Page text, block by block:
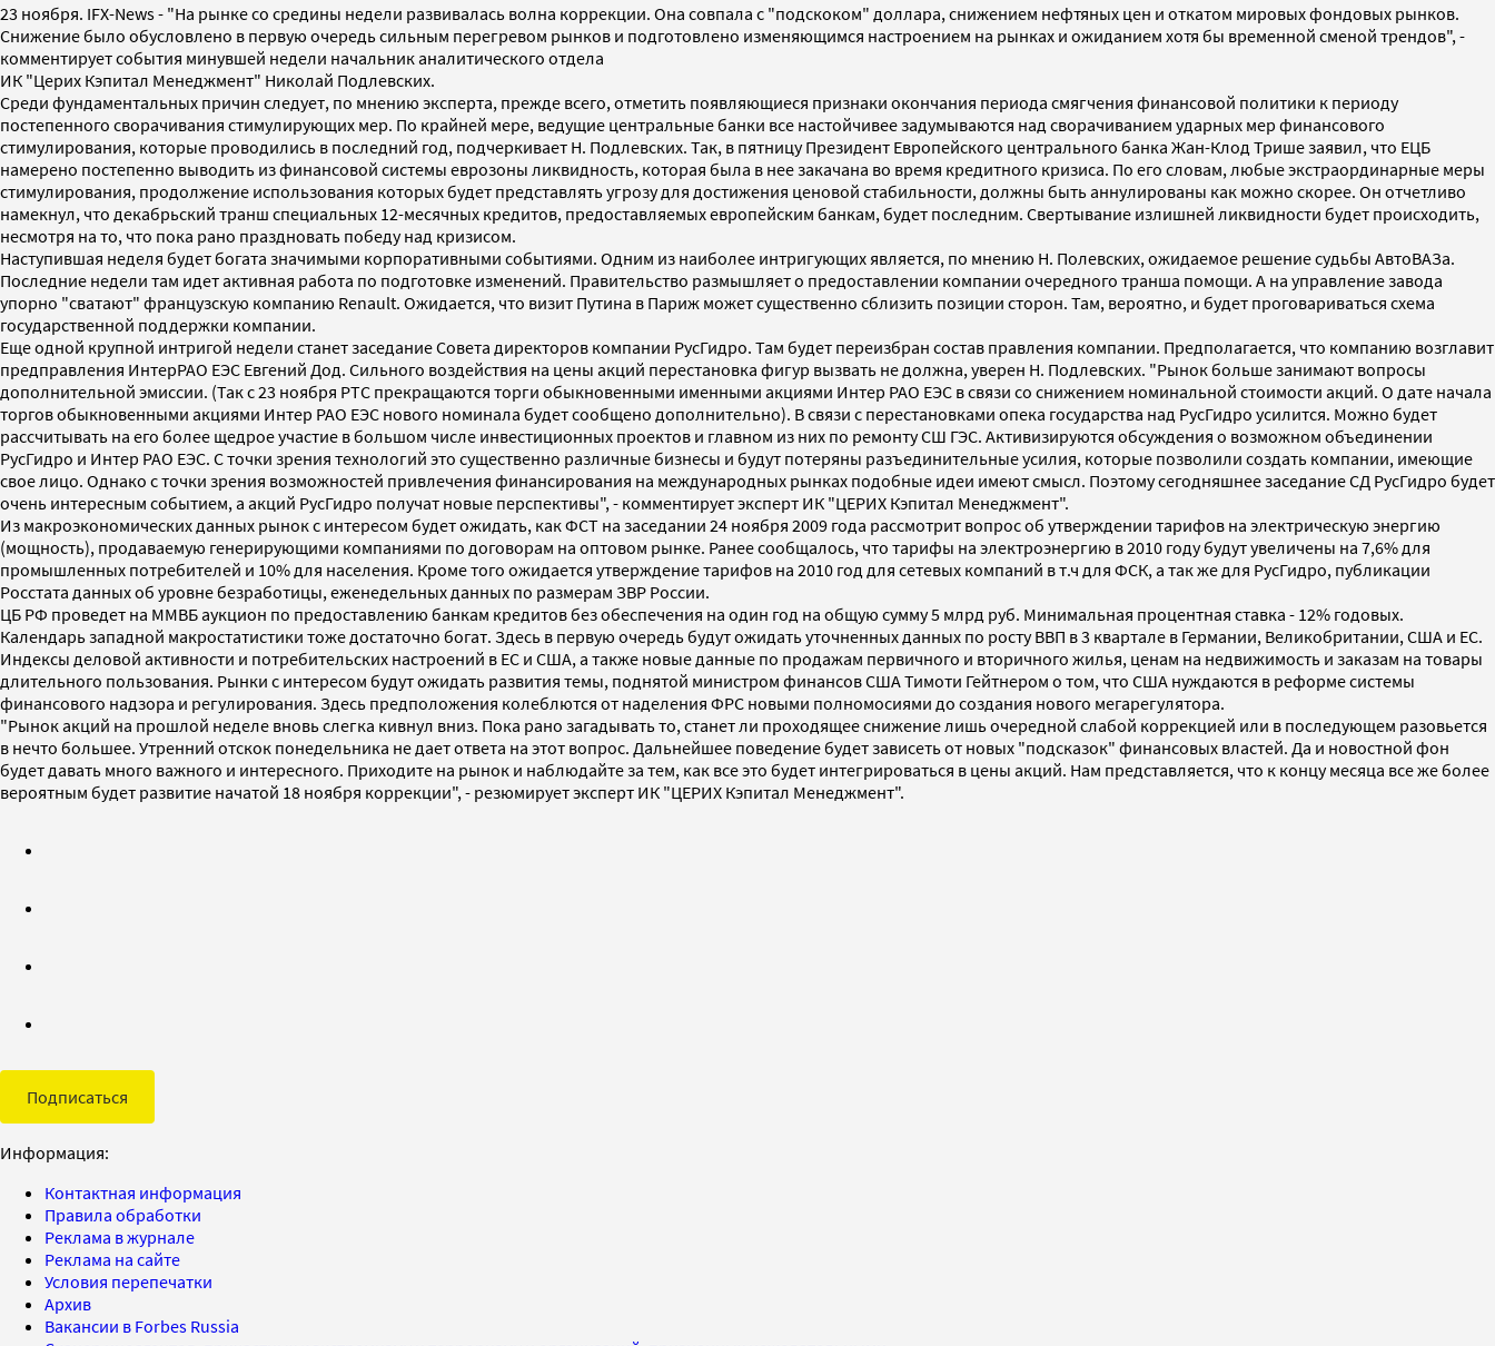
23 ноября. IFX-News - "На рынке со средины недели развивалась волна коррекции. Она совпала с "подскоком" доллара, снижением нефтяных цен и откатом мировых фондовых рынков.
Снижение было обусловлено в первую очередь сильным перегревом рынков и подготовлено изменяющимся настроением на рынках и ожиданием хотя бы временной сменой трендов", -
комментирует события минувшей недели начальник аналитического отдела
ИК "Церих Кэпитал Менеджмент" Николай Подлевских.
Среди фундаментальных причин следует, по мнению эксперта, прежде всего, отметить появляющиеся признаки окончания периода смягчения финансовой политики к периоду
постепенного сворачивания стимулирующих мер. По крайней мере, ведущие центральные банки все настойчивее задумываются над сворачиванием ударных мер финансового
стимулирования, которые проводились в последний год, подчеркивает Н. Подлевских. Так, в пятницу Президент Европейского центрального банка Жан-Клод Трише заявил, что ЕЦБ
намерено постепенно выводить из финансовой системы еврозоны ликвидность, которая была в нее закачана во время кредитного кризиса. По его словам, любые экстраординарные меры
стимулирования, продолжение использования которых будет представлять угрозу для достижения ценовой стабильности, должны быть аннулированы как можно скорее. Он отчетливо
намекнул, что декабрьский транш специальных 12-месячных кредитов, предоставляемых европейским банкам, будет последним. Свертывание излишней ликвидности будет происходить,
несмотря на то, что пока рано праздновать победу над кризисом.
Наступившая неделя будет богата значимыми корпоративными событиями. Одним из наиболее интригующих является, по мнению Н. Полевских, ожидаемое решение судьбы АвтоВАЗа.
Последние недели там идет активная работа по подготовке изменений. Правительство размышляет о предоставлении компании очередного транша помощи. А на управление завода
упорно "сватают" французскую компанию Renault. Ожидается, что визит Путина в Париж может существенно сблизить позиции сторон. Там, вероятно, и будет проговариваться схема
государственной поддержки компании.
Еще одной крупной интригой недели станет заседание Совета директоров компании РусГидро. Там будет переизбран состав правления компании. Предполагается, что компанию возглавит
предправления ИнтерРАО ЕЭС Евгений Дод. Сильного воздействия на цены акций перестановка фигур вызвать не должна, уверен Н. Подлевских. "Рынок больше занимают вопросы
дополнительной эмиссии. (Так с 23 ноября РТС прекращаются торги обыкновенными именными акциями Интер РАО ЕЭС в связи со снижением номинальной стоимости акций. О дате начала
торгов обыкновенными акциями Интер РАО ЕЭС нового номинала будет сообщено дополнительно). В связи с перестановками опека государства над РусГидро усилится. Можно будет
рассчитывать на его более щедрое участие в большом числе инвестиционных проектов и главном из них по ремонту СШ ГЭС. Активизируются обсуждения о возможном объединении
РусГидро и Интер РАО ЕЭС. С точки зрения технологий это существенно различные бизнесы и будут потеряны разъединительные усилия, которые позволили создать компании, имеющие
свое лицо. Однако с точки зрения возможностей привлечения финансирования на международных рынках подобные идеи имеют смысл. Поэтому сегодняшнее заседание СД РусГидро будет
очень интересным событием, а акций РусГидро получат новые перспективы", - комментирует эксперт ИК "ЦЕРИХ Кэпитал Менеджмент".
Из макроэкономических данных рынок с интересом будет ожидать, как ФСТ на заседании 24 ноября 2009 года рассмотрит вопрос об утверждении тарифов на электрическую энергию
(мощность), продаваемую генерирующими компаниями по договорам на оптовом рынке. Ранее сообщалось, что тарифы на электроэнергию в 2010 году будут увеличены на 7,6% для
промышленных потребителей и 10% для населения. Кроме того ожидается утверждение тарифов на 2010 год для сетевых компаний в т.ч для ФСК, а так же для РусГидро, публикации
Росстата данных об уровне безработицы, еженедельных данных по размерам ЗВР России.
ЦБ РФ проведет на ММВБ аукцион по предоставлению банкам кредитов без обеспечения на один год на общую сумму 5 млрд руб. Минимальная процентная ставка - 12% годовых.
Календарь западной макростатистики тоже достаточно богат. Здесь в первую очередь будут ожидать уточненных данных по росту ВВП в 3 квартале в Германии, Великобритании, США и ЕС.
Индексы деловой активности и потребительских настроений в ЕС и США, а также новые данные по продажам первичного и вторичного жилья, ценам на недвижимость и заказам на товары
длительного пользования. Рынки с интересом будут ожидать развития темы, поднятой министром финансов США Тимоти Гейтнером о том, что США нуждаются в реформе системы
финансового надзора и регулирования. Здесь предположения колеблются от наделения ФРС новыми полномосиями до создания нового мегарегулятора.
"Рынок акций на прошлой неделе вновь слегка кивнул вниз. Пока рано загадывать то, станет ли проходящее снижение лишь очередной слабой коррекцией или в последующем разовьется
в нечто большее. Утренний отскок понедельника не дает ответа на этот вопрос. Дальнейшее поведение будет зависеть от новых "подсказок" финансовых властей. Да и новостной фон
будет давать много важного и интересного. Приходите на рынок и наблюдайте за тем, как все это будет интегрироваться в цены акций. Нам представляется, что к концу месяца все же более
вероятным будет развитие начатой 18 ноября коррекции", - резюмирует эксперт ИК "ЦЕРИХ Кэпитал Менеджмент".
Подписаться
Информация:
Контактная информация
Правила обработки
Реклама в журнале
Реклама на сайте
Условия перепечатки
Архив
Вакансии в Forbes Russia